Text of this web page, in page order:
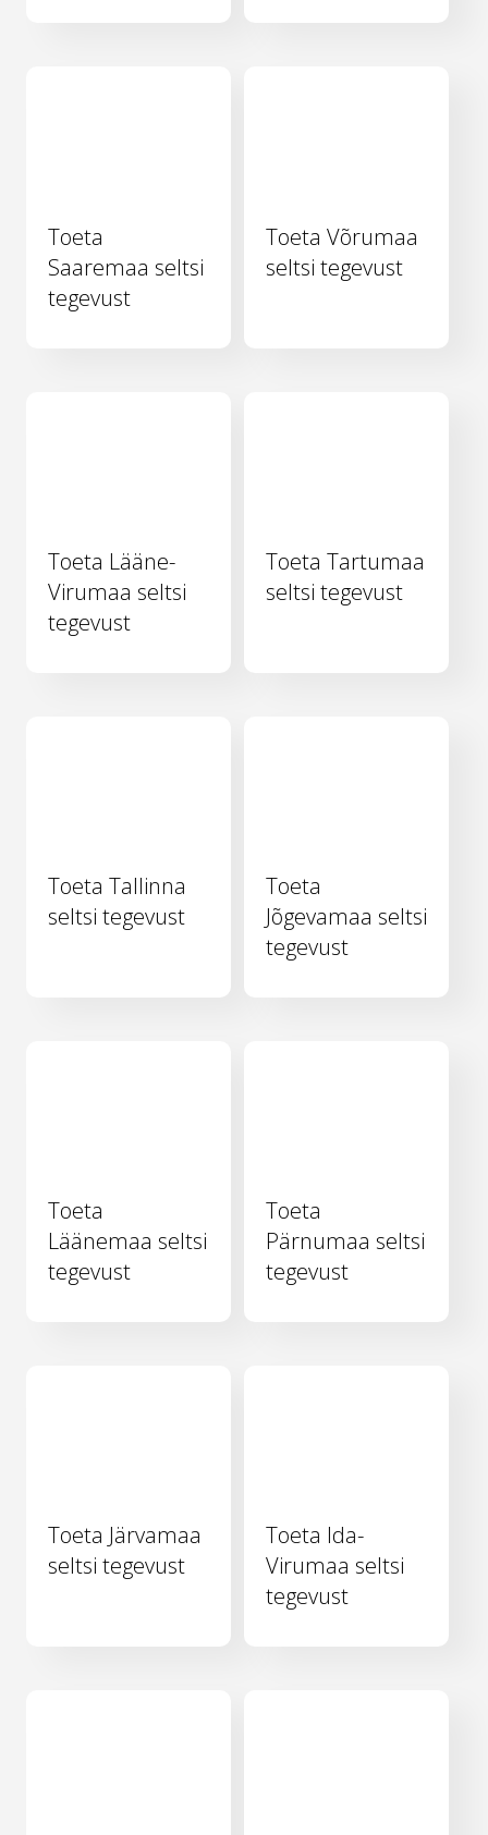
Toeta
Saaremaa seltsi
tegevust
Toeta Võrumaa
seltsi tegevust
Toeta Lääne-
Virumaa seltsi
tegevust
Toeta Tartumaa
seltsi tegevust
Toeta Tallinna
seltsi tegevust
Toeta
Jõgevamaa seltsi
tegevust
Toeta
Läänemaa seltsi
tegevust
Toeta
Pärnumaa seltsi
tegevust
Toeta Järvamaa
seltsi tegevust
Toeta Ida-
Virumaa seltsi
tegevust